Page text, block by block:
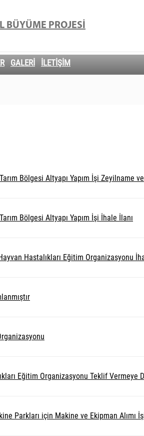
BÜYÜME PROJESİ
GALERİ İLETİŞİM
Bölgesi Altyapı Yapım İşi Zeyilname
Bölgesi Altyapı Yapım İşi İhale İlanı
Hastalıkları Eğitim Organizasyonu
Eğitim Organizasyonu Teklif Vermeye
Parkları için Makine ve Ekipman